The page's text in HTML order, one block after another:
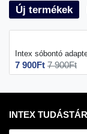
Új termékek
Intex sóbontó
7 900Ft 7 900Ft
INTEX TUDÁSTÁR